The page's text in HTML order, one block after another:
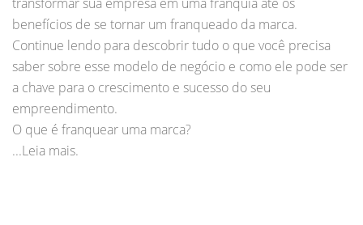
benefícios de se tornar um franqueado da marca.
Continue lendo para descobrir tudo o que você precisa
saber sobre esse modelo de negócio e como ele pode ser
a chave para o crescimento e sucesso do seu
empreendimento.
O que é franquear uma marca?
...Leia mais.